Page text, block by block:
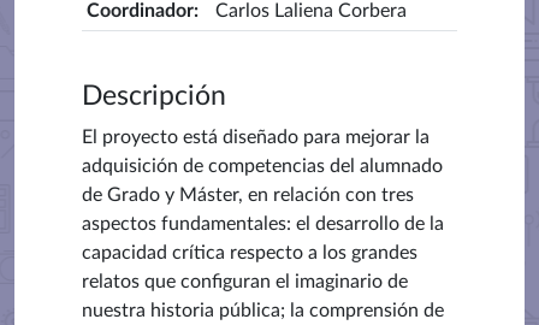
Coordinador: Carlos Laliena Corbera
Descripción
El proyecto está diseñado para mejorar la
adquisición de competencias del alumnado
de Grado y Máster, en relación con tres
aspectos fundamentales: el desarrollo de la
capacidad crítica respecto a los grandes
relatos que configuran el imaginario de
nuestra historia pública; la comprensión de